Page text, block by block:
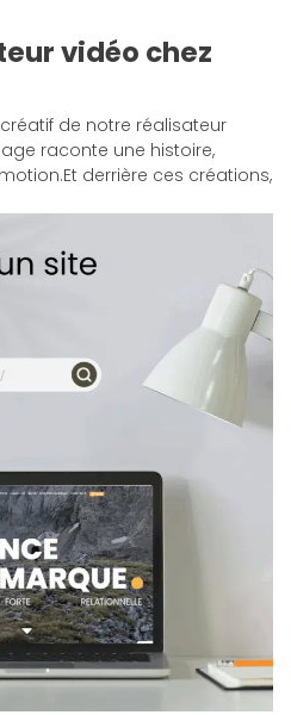
vidéo chez
de notre réalisateur
raconte une histoire,
derrière ces créations,